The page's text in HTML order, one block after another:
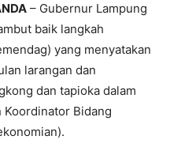
– Gubernur Lampung
baik langkah
yang menyatakan
larangan dan
dan tapioka dalam
Bidang